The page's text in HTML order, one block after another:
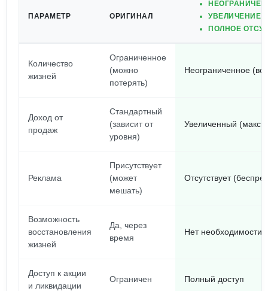
ПАРАМЕТР ОРИГИНАЛ
УВЕЛИЧЕНИЕ
ПОЛНОЕ
Количество
жизней
Ограниченное
(можно
потерять)
Неограниченное
Доход от
продаж
Стандартный
(зависит от
уровня)
Увеличенный
Реклама
Присутствует
(может
мешать)
Отсутствует
Возможность
восстановления
жизней
Да, через
время
Нет необходимости
Доступ к акции
и ликвидации
Ограничен Полный доступ